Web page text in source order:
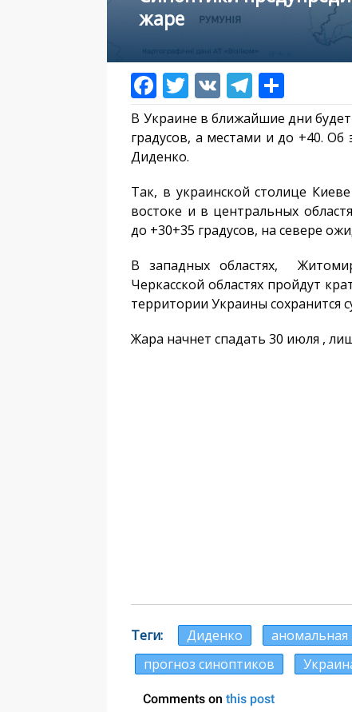
жаре
В Украине в ближайшие дни
градусов, а местами и до +40.
Диденко.
Так, в украинской столице
востоке и в центральных
до +30+35 градусов, на севере
В западных областях,
Черкасской областях пройдут
территории Украины сохранится
Жара начнет спадать 30 июля ,
Теги Диденко аномальная
прогноз синоптиков